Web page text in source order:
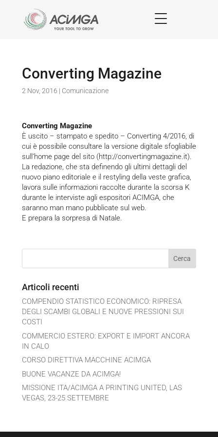
Converting Magazine
2 Nov, 2016 | Comunicazione
Converting Magazine
È uscito – stampato e spedito – Converting 4/2016, di
cui è possibile consultare la versione digitale sfogliabile
sull’home page del sito (http://convertingmagazine.it).
La redazione, che sta definendo gli ultimi dettagli del
nuovo piano editoriale e il restyling della veste grafica,
lavora sulle informazioni raccolte durante la scorsa K
durante le interviste agli espositori ACIMGA, che
saranno man mano pubblicate sul web.
E prepara la sorpresa di Natale.
Articoli recenti
COMPENDIO STATISTICO ECONOMICO: RIPRESA
DEGLI SCAMBI GLOBALI E NUOVE PRESSIONI SUI
COSTI
COMMERCIO ESTERO: EXPORT E IMPORT ANCORA
IN CALO
CORSO DIRETTIVA MACCHINE ACIMGA
BUONE VACANZE DA ACIMGA!
MISSIONE ITA/ACIMGA A PRINTING UNITED, LAS
VEGAS, 23-25 SETTEMBRE